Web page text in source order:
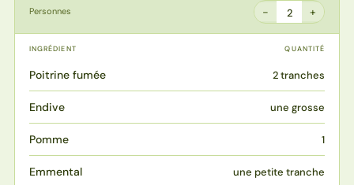
Personnes − 2 +
INGRÉDIENT QUANTITÉ
Poitrine fumée 2 tranches
Endive une grosse
Pomme 1
Emmental une petite tranche